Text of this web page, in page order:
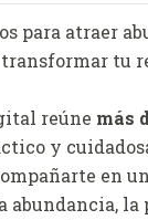
para atraer
tu
reúne más
y
en
abundancia, la